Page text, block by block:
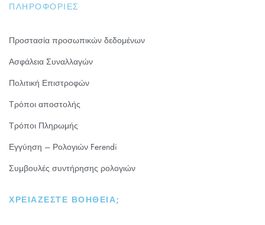
ΠΛΗΡΟΦΟΡΊΕΣ
Προστασία προσωπικών δεδομένων
Ασφάλεια Συναλλαγών
Πολιτική Επιστροφών
Τρόποι αποστολής
Τρόποι Πληρωμής
Εγγύηση – Ρολογιών Ferendi
Συμβουλές συντήρησης ρολογιών
ΧΡΕΙΆΖΕΣΤΕ ΒΟΉΘΕΙΑ;